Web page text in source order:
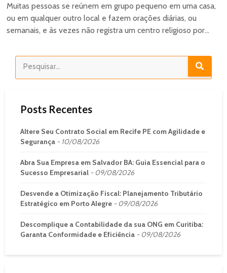
Muitas pessoas se reúnem em grupo pequeno em uma casa,
ou em qualquer outro local e fazem orações diárias, ou
semanais, e às vezes não registra um centro religioso por...
Posts Recentes
Altere Seu Contrato Social em Recife PE com Agilidade e
Segurança
10/08/2026
Abra Sua Empresa em Salvador BA: Guia Essencial para o
Sucesso Empresarial
09/08/2026
Desvende a Otimização Fiscal: Planejamento Tributário
Estratégico em Porto Alegre
09/08/2026
Descomplique a Contabilidade da sua ONG em Curitiba:
Garanta Conformidade e Eficiência
09/08/2026